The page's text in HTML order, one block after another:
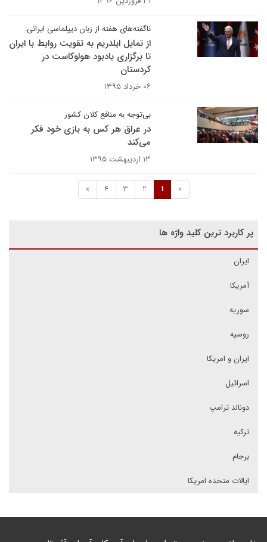
ناگفته‌های هفته از زبان دیپلماسی ایرانی:
از تمایل ایلدریم به تقویت روابط با ایران
تا برگزاری یادبود هولوکاست در
کردستان
۰۶ خرداد ۱۳۹۵
بی‌توجه به منافع کلان کشور
در عراق هر کس به بازی خود فکر
می‌کند
۱۳ اردیبهشت ۱۳۹۵
«
1
2
3
4
»
پر کاربرد ترین کلید واژه ها
ایران
آمریکا
سوریه
روسیه
ایران و امریکا
اسرائیل
دونالد ترامپ
ترکیه
برجام
ایالات متحده امریکا